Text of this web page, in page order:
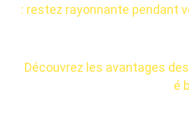
: restez rayonnante pendant
Découvrez les avantages
é